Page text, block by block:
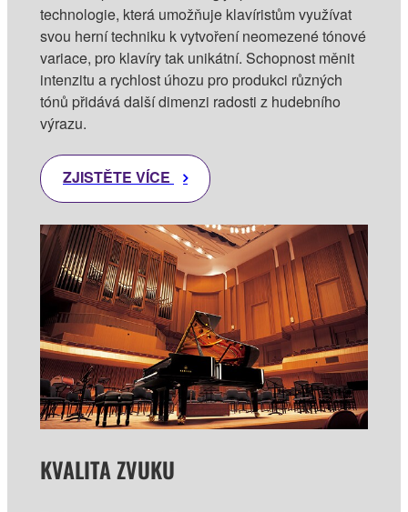
technologie, která umožňuje klavíristům využívat
svou herní techniku k vytvoření neomezené tónové
variace, pro klavíry tak unikátní. Schopnost měnit
intenzitu a rychlost úhozu pro produkci různých
tónů přidává další dimenzi radosti z hudebního
výrazu.
ZJISTĚTE VÍCE
KVALITA ZVUKU